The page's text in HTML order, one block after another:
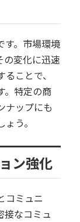
す。市場環境
の変化に迅速
ことで、
。特定の商
ナップにも
う。
ン強化
コミュニ
接なコミュ